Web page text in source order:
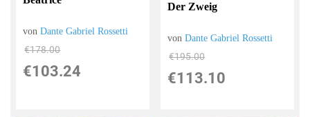
vonDante Gabriel Rossetti
€178.00
€103.24
Der Zweig
vonDante Gabriel Rossetti
€195.00
€113.10